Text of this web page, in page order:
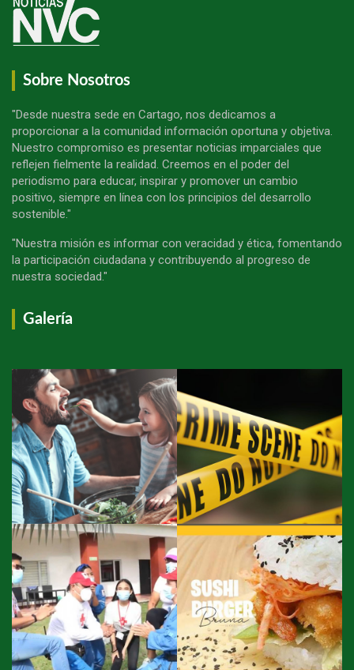
Sobre Nosotros
"Desde nuestra sede en Cartago, nos dedicamos a
proporcionar a la comunidad información oportuna y objetiva.
Nuestro compromiso es presentar noticias imparciales que
reflejen fielmente la realidad. Creemos en el poder del
periodismo para educar, inspirar y promover un cambio
positivo, siempre en línea con los principios del desarrollo
sostenible."
"Nuestra misión es informar con veracidad y ética, fomentando
la participación ciudadana y contribuyendo al progreso de
nuestra sociedad."
Galería